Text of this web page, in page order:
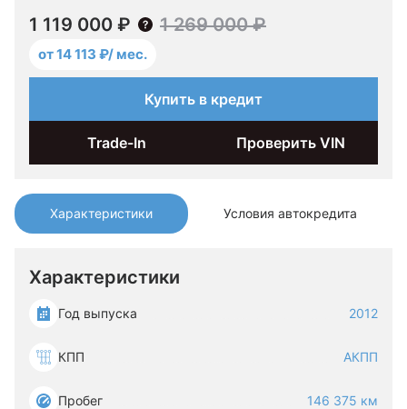
Характеристики Условия автокредита
Характеристики
Год выпуска 2012
КПП АКПП
Пробег 146 375 км
1 119 000 ₽ 1 269 000 ₽
от 14 113 ₽/ мес.
Купить в кредит
Trade-In Проверить VIN